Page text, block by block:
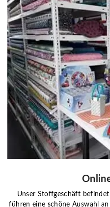
Unser Stoffgeschäft
führen eine schöne Auswahl